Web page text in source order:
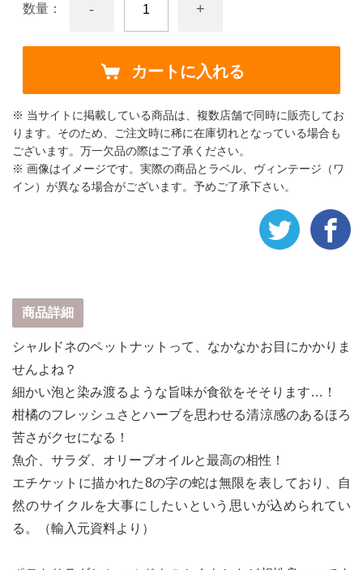
数量： - +
カートに入れる
※ 当サイトに掲載している商品は、複数店舗で同時に販売してお
ります。そのため、ご注文時に稀に在庫切れとなっている場合も
ございます。万一欠品の際はご了承ください。
※ 画像はイメージです。実際の商品とラベル、ヴィンテージ（ワ
イン）が異なる場合がございます。予めご了承下さい。
商品詳細
シャルドネのペットナットって、なかなかお目にかかりま
せんよね？
細かい泡と染み渡るような旨味が食欲をそそります…！
柑橘のフレッシュさとハーブを思わせる清涼感のあるほろ
苦さがクセになる！
魚介、サラダ、オリーブオイルと最高の相性！
エチケットに描かれた8の字の蛇は無限を表しており、自
然のサイクルを大事にしたいという思いが込められてい
る。（輸入元資料より）